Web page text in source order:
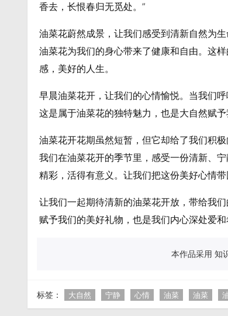
香去，长恨春归无觅处。”
油菜花蔚然成景，让我们感受到清新自然为
油菜花为我们的身心带来了健康和自由。这
感，美好的人生。
早晨油菜花开，让我们的心情愉悦。当我们
这是属于油菜花的独特魅力，也是大自然赋
油菜花开花期虽然短暂，但它却给了我们积
我们在油菜花开的季节里，感受一份清新、
精彩，活得有意义。让我们把这份美好心情
让我们一起期待清新的油菜花开放，带给我
赋予我们的美好礼物，也是我们内心深处爱和
本作品采用 知
标签： 大自然 宁静 心情 油菜 油菜